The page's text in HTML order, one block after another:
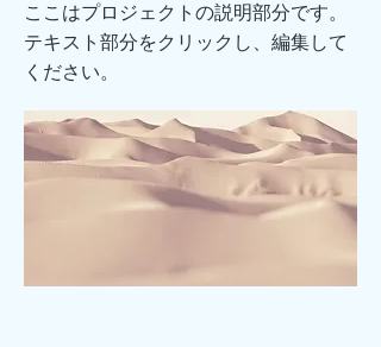
ここはプロジェクトの説明部分です。
テキスト部分をクリックし、編集して
ください。